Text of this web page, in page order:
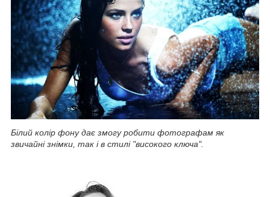
Білий колір фону дає змогу робити фотографам як
звичайні знімки, так і в стилі "високого ключа".